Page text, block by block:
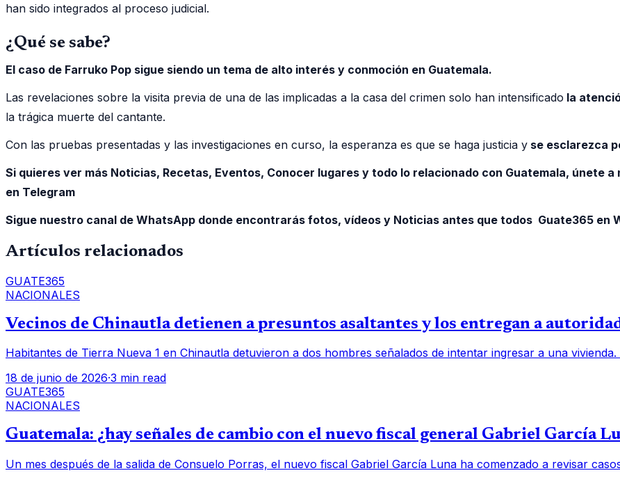
han sido integrados al proceso judicial.
¿Qué se sabe?
El caso de Farruko Pop sigue siendo un tema de alto interés y conmoción en Guatemala.
Las revelaciones sobre la visita previa de una de las implicadas a la casa del crimen solo han intensificado la
la trágica muerte del cantante.
Con las pruebas presentadas y las investigaciones en curso, la esperanza es que se haga justicia y se esclarezca
Si quieres ver más Noticias, Recetas, Eventos, Conocer lugares y todo lo relacionado con Guatemala, únete
en Telegram
Sigue nuestro canal de WhatsApp donde encontrarás fotos, vídeos y Noticias antes que todos Guate365 en
Artículos relacionados
GUATE365
NACIONALES
Vecinos de Chinautla detienen a presuntos asaltantes y los entregan a
Habitantes de Tierra Nueva 1 en Chinautla detuvieron a dos hombres señalados de intentar ingresar a una
18 de junio de 2026·3 min read
GUATE365
NACIONALES
Guatemala: ¿hay señales de cambio con el nuevo fiscal general Gabriel García
Un mes después de la salida de Consuelo Porras, el nuevo fiscal Gabriel García Luna ha comenzado a revisar